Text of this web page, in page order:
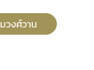
วงศ์วาน